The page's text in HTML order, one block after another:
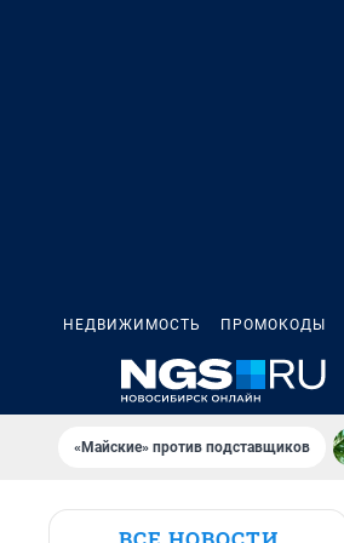
НЕДВИЖИМОСТЬ ПРОМОКОДЫ
«Майские» против подставщиков